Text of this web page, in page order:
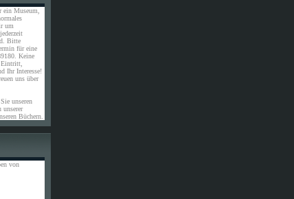
ein Museum,
um
Bitte
für eine
Keine
Ihr Interesse!
uns über
unseren
unserer
Büchern.
von